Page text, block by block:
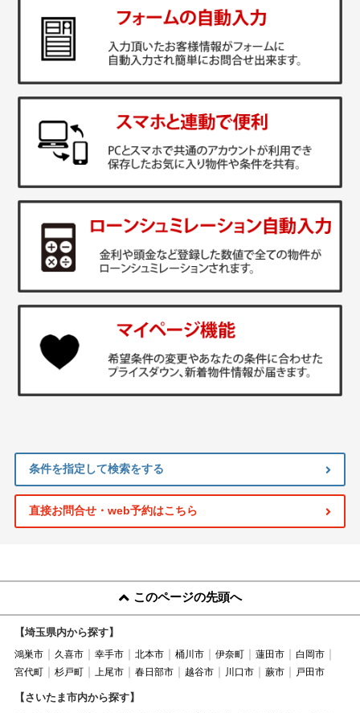
条件を指定して検索をする
直接お問合せ・web予約はこちら
このページの先頭へ
【埼玉県内から探す】
鴻巣市 久喜市 幸手市 北本市 桶川市 伊奈町 蓮田市
白岡市
宮代町
杉戸町 上尾市 春日部市 越谷市 川口市 蕨市 戸田市
【さいたま市内から探す】